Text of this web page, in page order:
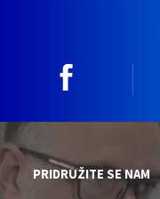
PRIDRUŽITE SE NAM